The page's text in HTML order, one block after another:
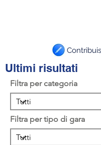
Ultimi risultati
Filtra per categoria
Filtra per tipo di gara